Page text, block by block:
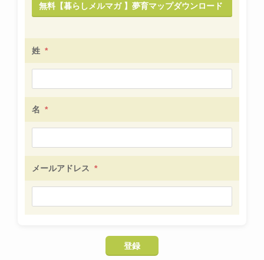
無料【暮らしメルマガ 】夢育マップダウンロード
姓 *
名 *
メールアドレス *